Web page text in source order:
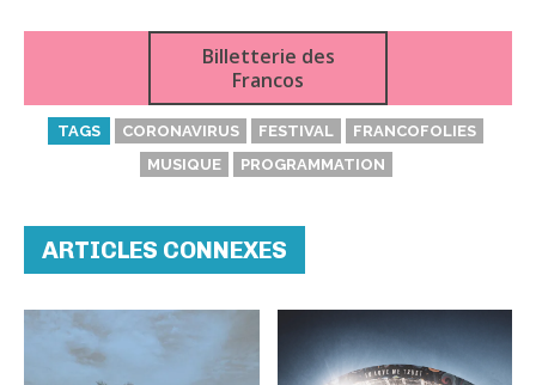
Billetterie des
Francos
TAGS CORONAVIRUS FESTIVAL
FRANCOFOLIES
MUSIQUE
PROGRAMMATION
ARTICLES CONNEXES